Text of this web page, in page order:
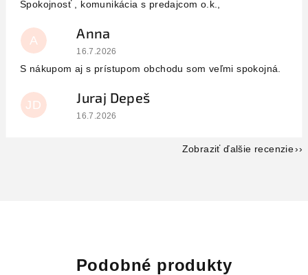
Spokojnosť , komunikácia s predajcom o.k.,
A Anna
Hodnotenie obchodu je 5 z 5 hviezdičiek.
16.7.2026
S nákupom aj s prístupom obchodu som veľmi spokojná.
JD Juraj Depeš
Hodnotenie obchodu je 5 z 5 hviezdičiek.
16.7.2026
Zobraziť ďalšie recenzie
Podobné produkty